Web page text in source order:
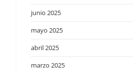
junio 2025
mayo 2025
abril 2025
marzo 2025